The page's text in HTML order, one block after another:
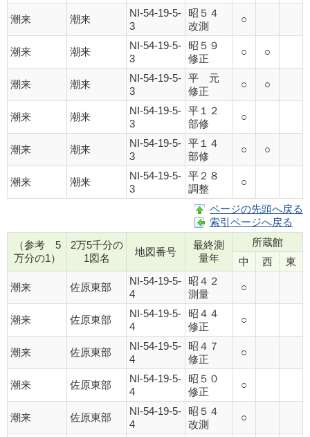
潮来 潮来
NI-54-19-5-
3
昭５４
改測
○
潮来 潮来
NI-54-19-5-
3
昭５９
修正
○ ○
潮来 潮来
NI-54-19-5-
3
平 元
修正
○ ○
潮来 潮来
NI-54-19-5-
3
平１２
部修
○
潮来 潮来
NI-54-19-5-
3
平１４
部修
○ ○
潮来 潮来
NI-54-19-5-
3
平２８
調整
○
ページの先頭へ戻る
索引ページへ戻る
（参考 5
万分の1）
2万5千分の
1図名
地図番号
最終測
量年
所蔵館
中
西 東
潮来 佐原東部
NI-54-19-5-
4
昭４２
測量
○
潮来 佐原東部
NI-54-19-5-
4
昭４４
修正
○
潮来 佐原東部
NI-54-19-5-
4
昭４７
修正
○
潮来 佐原東部
NI-54-19-5-
4
昭５０
修正
○
潮来 佐原東部
NI-54-19-5-
4
昭５４
改測
○